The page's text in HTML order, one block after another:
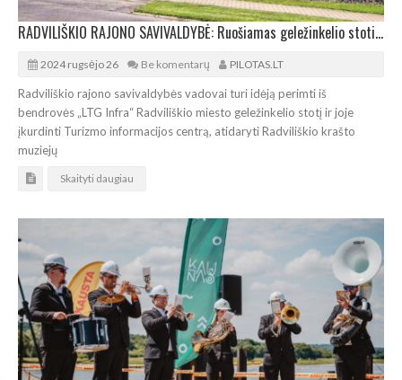
RADVILIŠKIO RAJONO SAVIVALDYBĖ: Ruošiamas geležinkelio stoties įveiklinimo scenarijus
2024 rugsėjo 26 Be komentarų PILOTAS.LT
Radviliškio rajono savivaldybės vadovai turi idėją perimti iš
bendrovės „LTG Infra“ Radviliškio miesto geležinkelio stotį ir joje
įkurdinti Turizmo informacijos centrą, atidaryti Radviliškio krašto
muziejų
Skaityti daugiau